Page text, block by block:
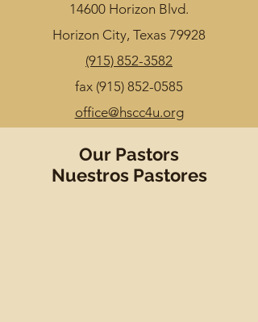
14600 Horizon Blvd.
Horizon City, Texas 79928
(915) 852-3582
fax (915) 852-0585
office@hscc4u.org
Our Pastors
Nuestros Pastores